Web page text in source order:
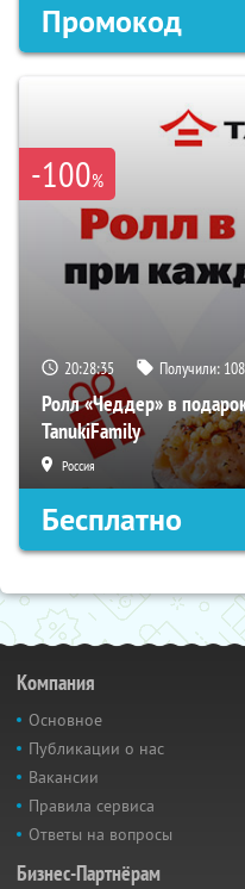
Промокод
-100%
20:28:35 Получили: 108
Ролл «Чеддер» в
TanukiFamily
Россия
Бесплатно
Компания
Основное
Публикации о нас
Вакансии
Правила сервиса
Ответы на вопросы
Бизнес-Партнёрам